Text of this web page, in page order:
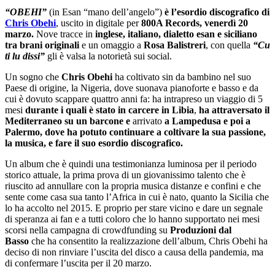
“OBEHI” (in Esan “mano dell’angelo”) è l’esordio discografico di
Chris Obehi, uscito in digitale per800A Records, venerdì 20
marzo. Nove tracce in inglese, italiano, dialetto esan e siciliano
tra brani originali e un omaggio a Rosa Balistreri, con quella “Cu
ti lu dissi” gli è valsa la notorietà sui social.
Un sogno che Chris Obehi ha coltivato sin da bambino nel suo
Paese di origine, la Nigeria, dove suonava pianoforte e basso e da
cui è dovuto scappare quattro anni fa: ha intrapreso un viaggio di 5
mesi durante i quali è stato in carcere in Libia, ha attraversato il
Mediterraneo su un barcone e arrivato a Lampedusa e poi a
Palermo, dove ha potuto continuare a coltivare la sua passione,
la musica, e fare il suo esordio discografico.
Un album che è quindi una testimonianza luminosa per il periodo
storico attuale, la prima prova di un giovanissimo talento che è
riuscito ad annullare con la propria musica distanze e confini e che
sente come casa sua tanto l’Africa in cui è nato, quanto la Sicilia che
lo ha accolto nel 2015. E proprio per stare vicino e dare un segnale
di speranza ai fan e a tutti coloro che lo hanno supportato nei mesi
scorsi nella campagna di crowdfunding su Produzioni dal
Basso che ha consentito la realizzazione dell’album, Chris Obehi ha
deciso di non rinviare l’uscita del disco a causa della pandemia, ma
di confermare l’uscita per il 20 marzo.